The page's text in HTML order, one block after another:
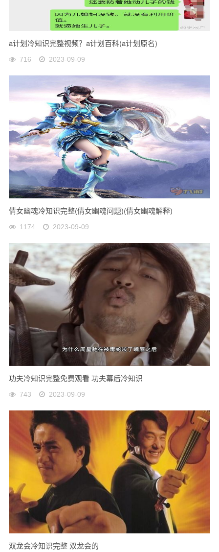
a计划冷知识完整视频？a计划百科(a计划原名)
716 2023-09-09
倩女幽魂冷知识完整(倩女幽魂问题)(倩女幽魂解释)
1174 2023-09-09
功夫冷知识完整免费观看 功夫幕后冷知识
743 2023-09-09
双龙会冷知识完整 双龙会的